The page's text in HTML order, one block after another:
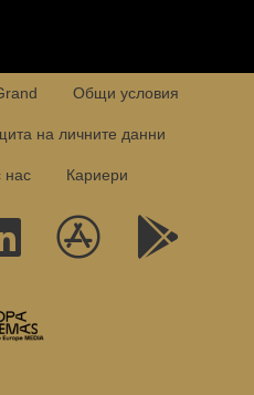
Общи условия
на личните данни
нас Кариери